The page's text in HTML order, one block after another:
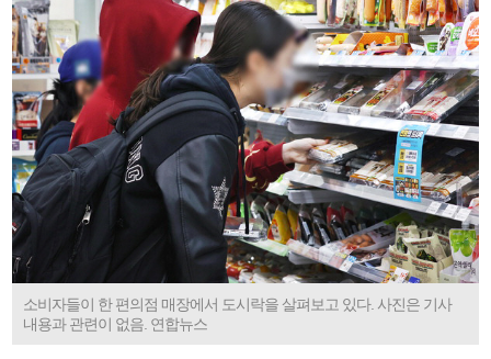
소비자들이 한 편의점 매장에서 도시락을 살펴보고 있다. 사진은 기사
내용과 관련이 없음. 연합뉴스